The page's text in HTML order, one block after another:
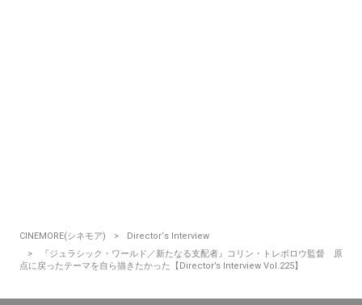
CINEMORE(シネモア)
Director‘s Interview
『ジュラシック・ワールド／新たなる支配者』コリン・トレボロウ監督 原
点に戻ったテーマを自ら描きたかった【Director’s Interview Vol.225】